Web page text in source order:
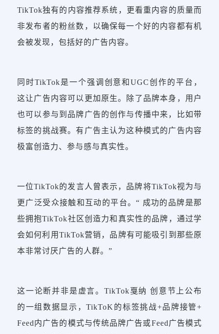
TikTok独有的内容推荐系统，更看重内容的质量而
非发布者的粉丝数，以确保每一个好的内容都有机
会被发现，包括好的广告内容。
同时TikTok是一个强调创意和UGC创作的平台，
这让广告内容可以更加原生。除了品牌本身，用户
也可以参与到品牌广告的创作与传播中来，比如带
标签的挑战赛。有广告主认为这种模式的广告内容
极富创造力、参与感与真实性。
一位TikTok的发言人曾表示，品牌将TikTok视为与
更广泛受众接触和互动的平台。“ 成功的品牌是那
些拥抱TikTok社区创造力和真实性的品牌，通过学
会如何利用TikTok营销，品牌有可能吸引到那些原
本非常讨厌广告的人群。”
这一论断并非是虚言。TikTok戛纳 创意节上公布
的一组数据显示，TikToK的标签挑战+品牌接管+
Feed内广告的模式与传统品牌广告或Feed广告模式